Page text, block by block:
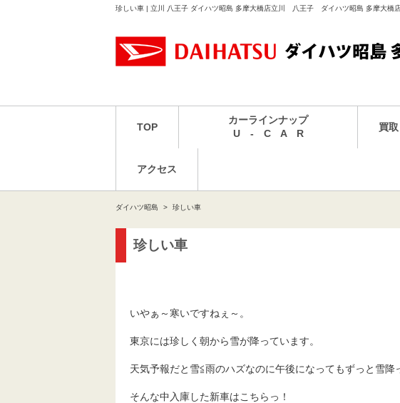
珍しい車 | 立川 八王子 ダイハツ昭島 多摩大橋店立川 八王子 ダイハツ昭島 多摩大橋
TOP
カーラインナップ
U - C A R
買取
アクセス
ダイハツ昭島 珍しい車
珍しい車
いやぁ～寒いですねぇ～。
東京には珍しく朝から雪が降っています。
天気予報だと雪≦雨のハズなのに午後になってもずっと雪降
そんな中入庫した新車はこちらっ！